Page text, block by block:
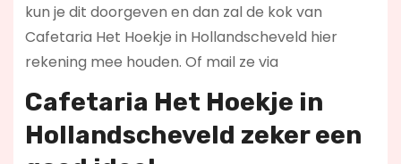
kun je dit doorgeven en dan zal de kok van
Cafetaria Het Hoekje in Hollandscheveld hier
rekening mee houden. Of mail ze via
Cafetaria Het Hoekje in
Hollandscheveld zeker een